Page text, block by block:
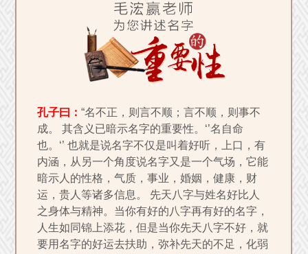
孔子曰：“名不正，则言不顺；言不顺，则事不
成。 其含义已暗示名字的重要性。‘’名自命
也。‘’ 也就是说名字不仅是叫着好听，上口，有
内涵，从另一个角度说名字又是一个气场，它能
暗示人的性格，气质，事业，婚姻，健康，财
运，贵人等诸多信息。 先天八字与姓名好比人
之身体与精神。当你有好的八字再有好的名字，
人生如同锦上添花，但是当你先天八字不好，就
要用名字的好运去扶助，弥补先天的不足，化弱